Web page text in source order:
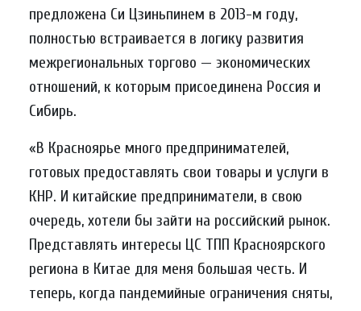
предложена Си Цзиньпинем в 2013-м году,
полностью встраивается в логику развития
межрегиональных торгово — экономических
отношений, к которым присоединена Россия и
Сибирь.
«В Красноярье много предпринимателей,
готовых предоставлять свои товары и услуги в
КНР. И китайские предприниматели, в свою
очередь, хотели бы зайти на российский рынок.
Представлять интересы ЦС ТПП Красноярского
региона в Китае для меня большая честь. И
теперь, когда пандемийные ограничения сняты,